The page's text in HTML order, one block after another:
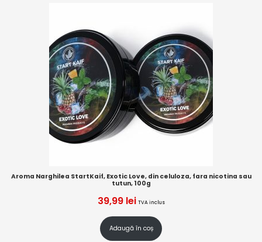
Aroma Narghilea StartKaif, Exotic Love, din celuloza, fara nicotina sau
tutun, 100g
39,99 lei TVA inclus
Adaugă în coș